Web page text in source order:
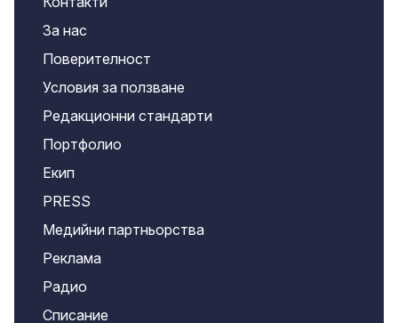
За нас
Поверителност
Условия за ползване
Редакционни стандарти
Портфолио
Екип
PRESS
Медийни партньорства
Реклама
Радио
Списание